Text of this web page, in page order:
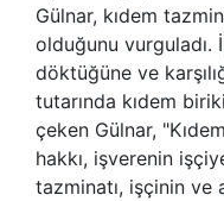
Gülnar, kıdem
olduğunu vurguladı.
döktüğüne ve
tutarında kıdem
çeken Gülnar,
hakkı, işverenin
tazminatı, işçinin ve